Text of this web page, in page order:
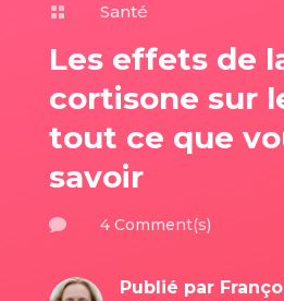
 Santé
Les effets de
cortisone sur
tout ce que
savoir
 4 Comment(s)
Publié par